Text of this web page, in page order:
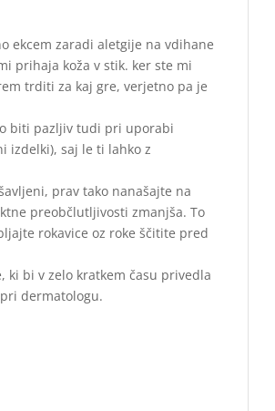
ekcem zaradi aletgije na vdihane
prihaja koža v stik. ker ste mi
trditi za kaj gre, verjetno pa je
biti pazljiv tudi pri uporabi
izdelki), saj le ti lahko z
prav tako nanašajte na
preobčlutljivosti zmanjša. To
rokavice oz roke ščitite pred
ki bi v zelo kratkem času privedla
dermatologu.